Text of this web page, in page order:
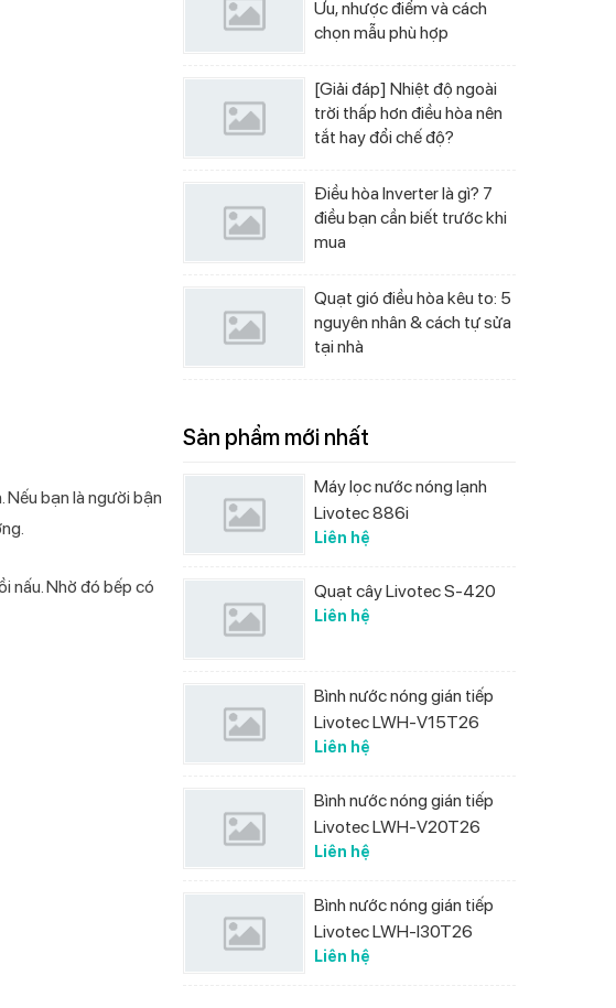
Nếu bạn là người bận
nấu. Nhờ đó bếp có
Ưu, nhược điểm và cách
chọn mẫu phù hợp
[Giải đáp] Nhiệt độ ngoài
trời thấp hơn điều hòa nên
tắt hay đổi chế độ?
Điều hòa Inverter là gì? 7
điều bạn cần biết trước khi
mua
Quạt gió điều hòa kêu to: 5
nguyên nhân & cách tự sửa
tại nhà
Sản phẩm mới nhất
Máy lọc nước nóng lạnh
Livotec 886i
Liên hệ
Quạt cây Livotec S-420
Liên hệ
Bình nước nóng gián tiếp
Livotec LWH-V15T26
Liên hệ
Bình nước nóng gián tiếp
Livotec LWH-V20T26
Liên hệ
Bình nước nóng gián tiếp
Livotec LWH-I30T26
Liên hệ